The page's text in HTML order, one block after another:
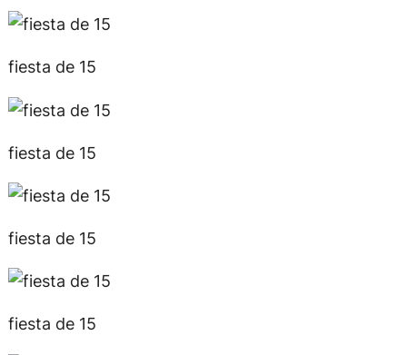
fiesta de 15
fiesta de 15
fiesta de 15
fiesta de 15